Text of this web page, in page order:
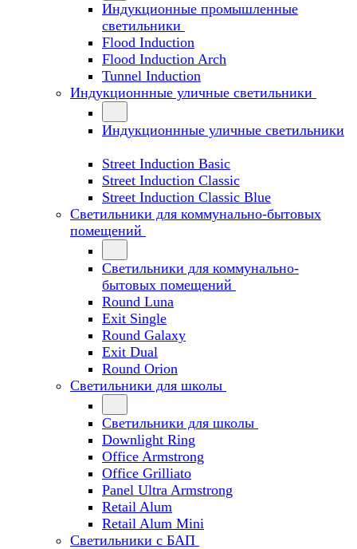
Индукционные промышленные
светильники
Flood Induction
Flood Induction Arch
Tunnel Induction
Индукционнные уличные светильники
Индукционнные уличные светильники
Street Induction Basic
Street Induction Classic
Street Induction Classic Blue
Светильники для коммунально-бытовых
помещений
Светильники для коммунально-
бытовых помещений
Round Luna
Exit Single
Round Galaxy
Exit Dual
Round Orion
Светильники для школы
Светильники для школы
Downlight Ring
Office Armstrong
Office Grilliato
Panel Ultra Armstrong
Retail Alum
Retail Alum Mini
Светильники с БАП